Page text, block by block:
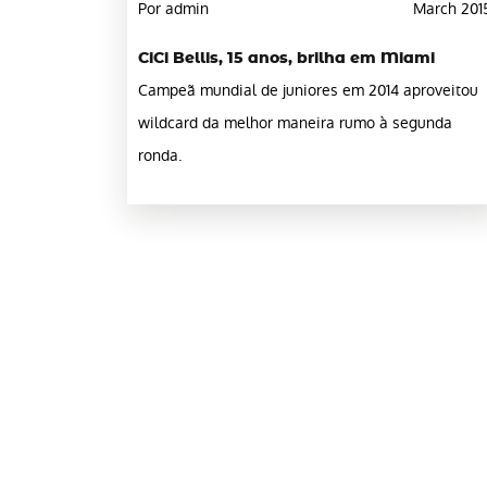
Por admin March
CiCi Bellis, 15 anos, brilha em Miami
Campeã mundial de juniores em 2014 aproveitou
wildcard da melhor maneira rumo à segunda
ronda.